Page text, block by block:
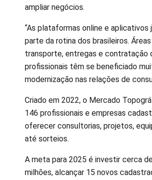
ampliar negócios.
“As plataformas online e aplicativos
parte da rotina dos brasileiros.
transporte, entregas e contratação
profissionais têm se beneficiado
modernização nas relações de
Criado em 2022, o Mercado
146 profissionais e empresas
oferecer consultorias, projetos,
até sorteios.
A meta para 2025 é investir cerca
milhões, alcançar 15 novos